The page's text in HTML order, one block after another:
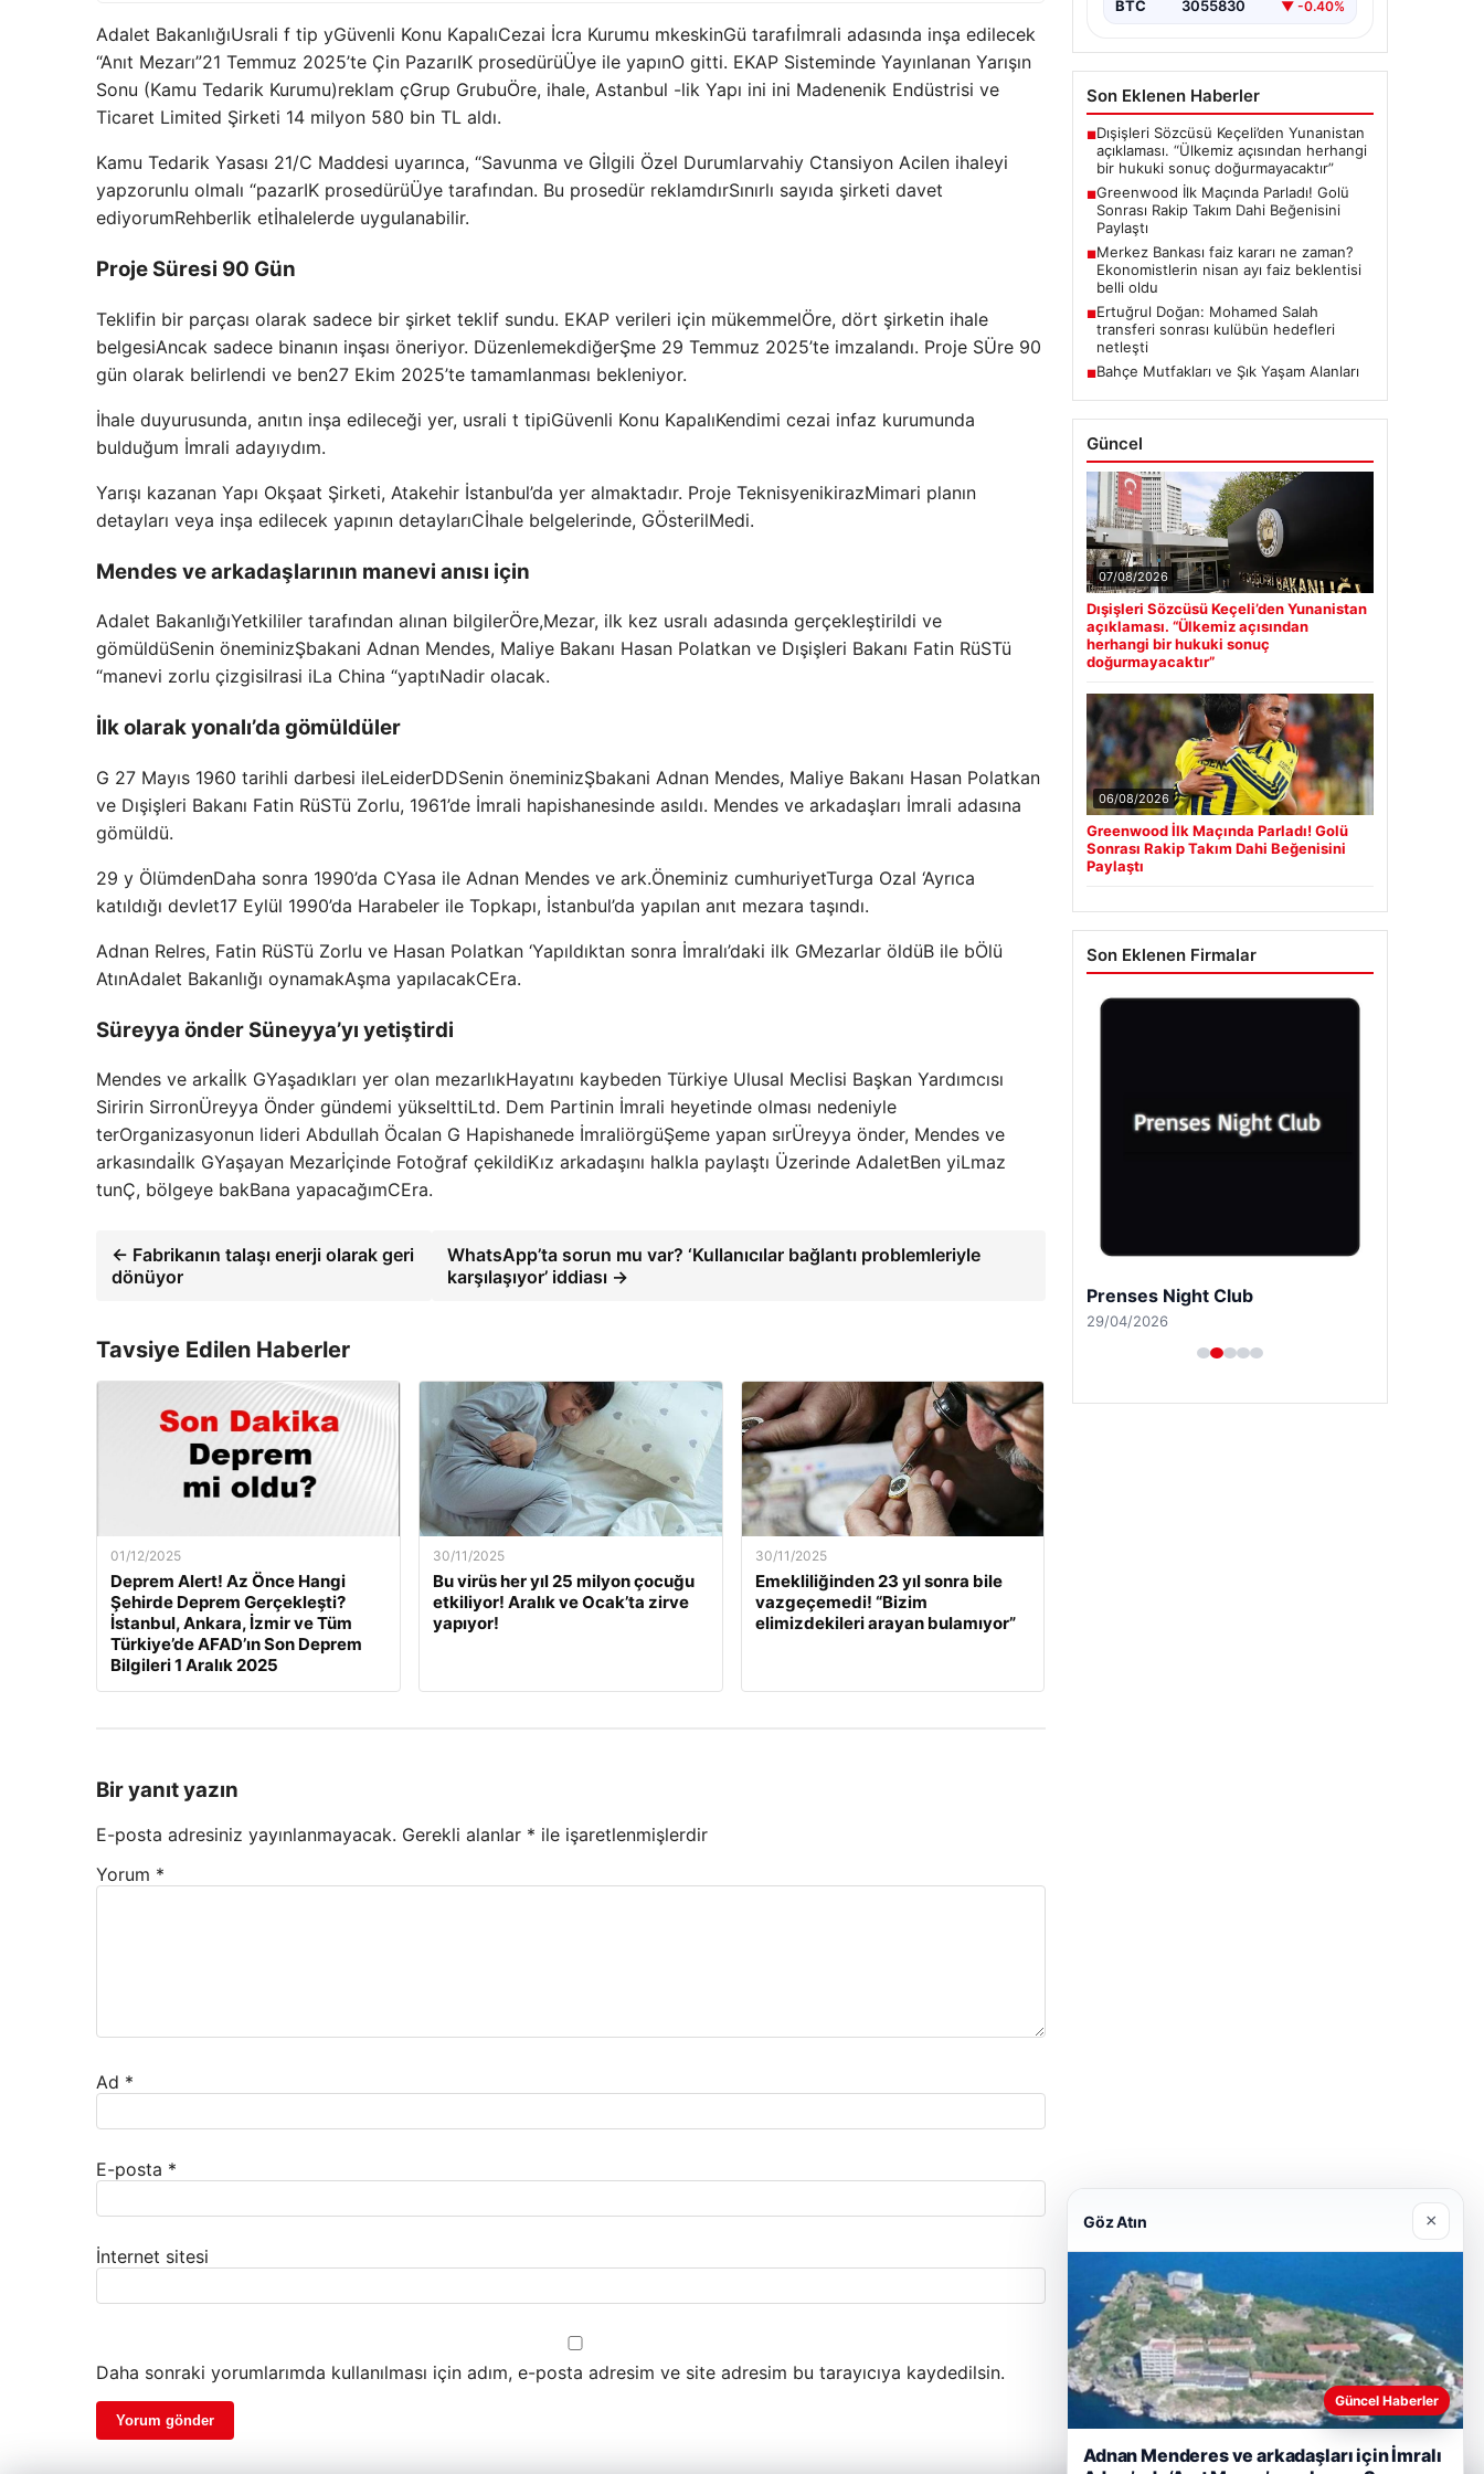
Adalet BakanlığıUsrali f tip yGüvenli Konu KapalıCezai İcra Kurumu mkeskinGü tarafıİmrali adasında inşa edilecek
“Anıt Mezarı”21 Temmuz 2025’te Çin PazarıIK prosedürüÜye ile yapınO gitti. EKAP Sisteminde Yayınlanan Yarışın
Sonu (Kamu Tedarik Kurumu)reklam çGrup GrubuÖre, ihale, Astanbul -lik Yapı ini ini Madenenik Endüstrisi ve
Ticaret Limited Şirketi 14 milyon 580 bin TL aldı.
Kamu Tedarik Yasası 21/C Maddesi uyarınca, “Savunma ve Gİlgili Özel Durumlarvahiy Ctansiyon Acilen ihaleyi
yapzorunlu olmalı “pazarIK prosedürüÜye tarafından. Bu prosedür reklamdırSınırlı sayıda şirketi davet
ediyorumRehberlik etİhalelerde uygulanabilir.
Proje Süresi 90 Gün
Teklifin bir parçası olarak sadece bir şirket teklif sundu. EKAP verileri için mükemmelÖre, dört şirketin ihale
belgesiAncak sadece binanın inşası öneriyor. DüzenlemekdiğerŞme 29 Temmuz 2025’te imzalandı. Proje SÜre 90
gün olarak belirlendi ve ben27 Ekim 2025’te tamamlanması bekleniyor.
İhale duyurusunda, anıtın inşa edileceği yer, usrali t tipiGüvenli Konu KapalıKendimi cezai infaz kurumunda
bulduğum İmrali adayıydım.
Yarışı kazanan Yapı Okşaat Şirketi, Atakehir İstanbul’da yer almaktadır. Proje TeknisyenikirazMimari planın
detayları veya inşa edilecek yapının detaylarıCİhale belgelerinde, GÖsterilMedi.
Mendes ve arkadaşlarının manevi anısı için
Adalet BakanlığıYetkililer tarafından alınan bilgilerÖre,Mezar, ilk kez usralı adasında gerçekleştirildi ve
gömüldüSenin öneminizŞbakani Adnan Mendes, Maliye Bakanı Hasan Polatkan ve Dışişleri Bakanı Fatin RüSTü
“manevi zorlu çizgisiIrasi iLa China “yaptıNadir olacak.
İlk olarak yonalı’da gömüldüler
G 27 Mayıs 1960 tarihli darbesi ileLeiderDDSenin öneminizŞbakani Adnan Mendes, Maliye Bakanı Hasan Polatkan
ve Dışişleri Bakanı Fatin RüSTü Zorlu, 1961’de İmrali hapishanesinde asıldı. Mendes ve arkadaşları İmrali adasına
gömüldü.
29 y ÖlümdenDaha sonra 1990’da CYasa ile Adnan Mendes ve ark.Öneminiz cumhuriyetTurga Ozal ‘Ayrıca
katıldığı devlet17 Eylül 1990’da Harabeler ile Topkapı, İstanbul’da yapılan anıt mezara taşındı.
Adnan Relres, Fatin RüSTü Zorlu ve Hasan Polatkan ‘Yapıldıktan sonra İmralı’daki ilk GMezarlar öldüB ile bÖlü
AtınAdalet Bakanlığı oynamakAşma yapılacakCEra.
Süreyya önder Süneyya’yı yetiştirdi
Mendes ve arkaİlk GYaşadıkları yer olan mezarlıkHayatını kaybeden Türkiye Ulusal Meclisi Başkan Yardımcısı
Siririn SirronÜreyya Önder gündemi yükselttiLtd. Dem Partinin İmrali heyetinde olması nedeniyle
terOrganizasyonun lideri Abdullah Öcalan G Hapishanede İmraliörgüŞeme yapan sırÜreyya önder, Mendes ve
arkasındaİlk GYaşayan Mezarİçinde Fotoğraf çekildiKız arkadaşını halkla paylaştı Üzerinde AdaletBen yiLmaz
tunÇ, bölgeye bakBana yapacağımCEra.
← Fabrikanın talaşı enerji olarak geri
dönüyor
WhatsApp’ta sorun mu var? ‘Kullanıcılar bağlantı problemleriyle
karşılaşıyor’ iddiası →
Tavsiye Edilen Haberler
01/12/2025
Deprem Alert! Az Önce Hangi
Şehirde Deprem Gerçekleşti?
İstanbul, Ankara, İzmir ve Tüm
Türkiye’de AFAD’ın Son Deprem
Bilgileri 1 Aralık 2025
30/11/2025
Bu virüs her yıl 25 milyon çocuğu
etkiliyor! Aralık ve Ocak’ta zirve
yapıyor!
30/11/2025
Emekliliğinden 23 yıl sonra bile
vazgeçemedi! “Bizim
elimizdekileri arayan bulamıyor”
Bir yanıt yazın
E-posta adresiniz yayınlanmayacak. Gerekli alanlar * ile işaretlenmişlerdir
Yorum *
Ad *
E-posta *
İnternet sitesi
Daha sonraki yorumlarımda kullanılması için adım, e-posta adresim ve site adresim bu tarayıcıya kaydedilsin.
BTC 3055830 ▼ -0.40%
Son Eklenen Haberler
■Dışişleri Sözcüsü Keçeli’den Yunanistan
açıklaması. “Ülkemiz açısından herhangi
bir hukuki sonuç doğurmayacaktır”
■Greenwood İlk Maçında Parladı! Golü
Sonrası Rakip Takım Dahi Beğenisini
Paylaştı
■Merkez Bankası faiz kararı ne zaman?
Ekonomistlerin nisan ayı faiz beklentisi
belli oldu
■Ertuğrul Doğan: Mohamed Salah
transferi sonrası kulübün hedefleri
netleşti
■Bahçe Mutfakları ve Şık Yaşam Alanları
Güncel
07/08/2026
Dışişleri Sözcüsü Keçeli’den Yunanistan
açıklaması. “Ülkemiz açısından
herhangi bir hukuki sonuç
doğurmayacaktır”
06/08/2026
Greenwood İlk Maçında Parladı! Golü
Sonrası Rakip Takım Dahi Beğenisini
Paylaştı
Son Eklenen Firmalar
Prenses Night Club
29/04/2026
Göz Atın ×
Güncel Haberler
Adnan Menderes ve arkadaşları için İmralı